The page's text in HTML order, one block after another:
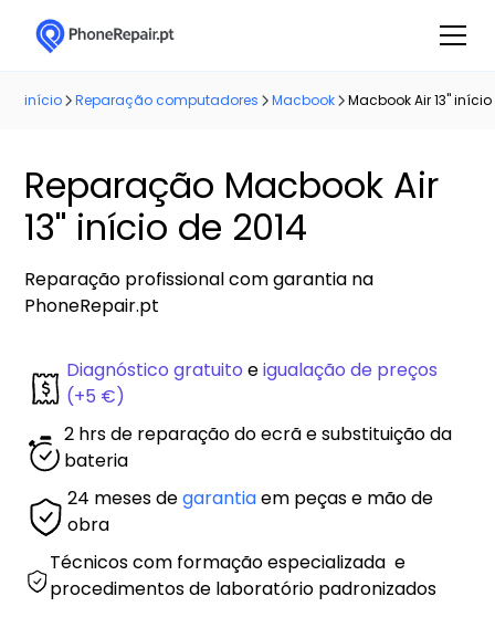
início Reparação computadores Macbook Macbook Air 13'' início
Reparação Macbook Air
13'' início de 2014
Reparação profissional com garantia na
PhoneRepair.pt
Diagnóstico gratuito eigualação de preços
(+5 €)
2 hrs de reparação do ecrã e substituição da
bateria
24 meses degarantiaem peças e mão de
obra
Técnicos com formação especializada e
procedimentos de laboratório padronizados